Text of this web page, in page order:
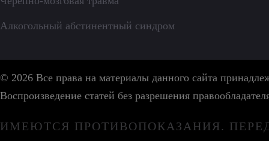
Алкогольный абстинентный синдром
© 2026 Все права на материалы данного сайта
Воспроизведение статей без разрешения
ИМЕЮТСЯ ПРОТИВОПОКАЗАНИЯ.